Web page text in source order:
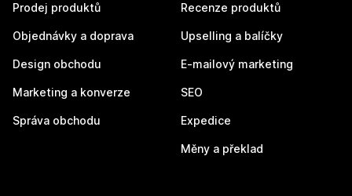
Prodej produktů
Objednávky a doprava
Design obchodu
Marketing a konverze
Správa obchodu
Recenze produktů
Upselling a balíčky
E-mailový marketing
SEO
Expedice
Měny a překlad